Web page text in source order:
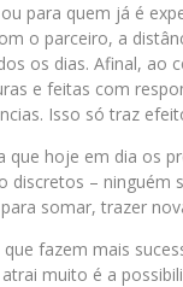
para quem já é
o parceiro, a
os dias. Afinal, ao
e feitas com
Isso só traz
hoje em dia os
– ninguém
somar, trazer
fazem mais
muito é a